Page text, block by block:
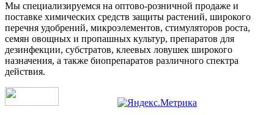
Мы специализируемся на оптово-розничной продаже и
поставке химических средств защиты растений, широкого
перечня удобрений, микроэлементов, стимуляторов роста,
семян овощных и пропашных культур, препаратов для
дезинфекции, субстратов, клеевых ловушек широкого
назначения, а также биопрепаратов различного спектра
действия.